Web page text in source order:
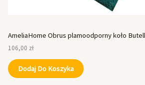
AmeliaHome Obrus plamoodporny koło
106,00 zł
Dodaj Do Koszyka